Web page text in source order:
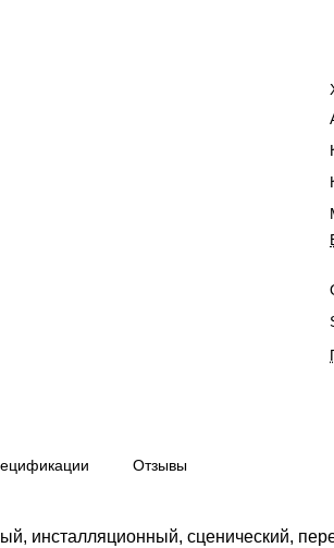
Отзывы
инсталляционный, сценический,